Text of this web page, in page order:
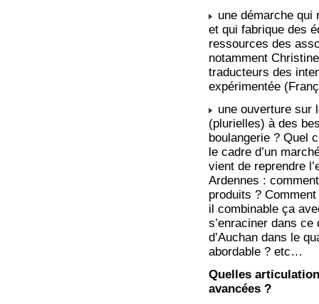
une démarche
et qui fabrique des
ressources des
notamment
traducteurs des
expérimentée
une ouverture sur
(plurielles) à des
boulangerie ? Quel
le cadre d’un
vient de reprendre
Ardennes :
produits ?
il combinable ça
s’enraciner dans
d’Auchan dans le
abordable ? etc…
Quelles
avancées ?